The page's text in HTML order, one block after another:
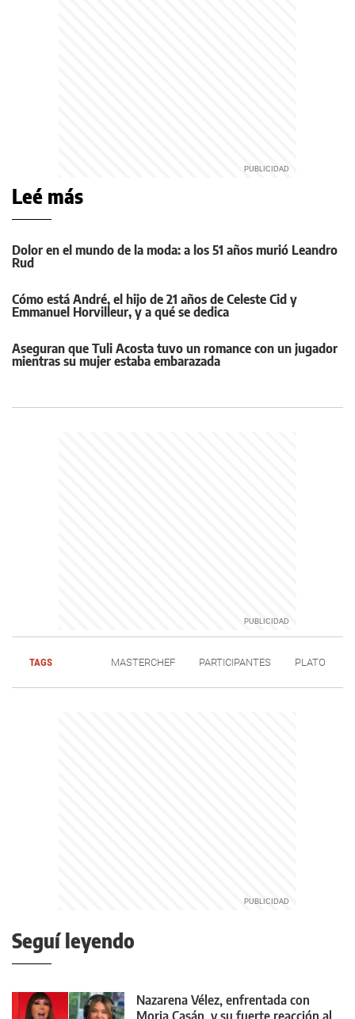
Leé más
Dolor en el mundo de la moda: a los 51 años murió Leandro
Rud
Cómo está André, el hijo de 21 años de Celeste Cid y
Emmanuel Horvilleur, y a qué se dedica
Aseguran que Tuli Acosta tuvo un romance con un jugador
mientras su mujer estaba embarazada
TAGS MASTERCHEF PARTICIPANTES PLATO
Seguí leyendo
Nazarena Vélez, enfrentada con
Moria Casán, y su fuerte reacción al